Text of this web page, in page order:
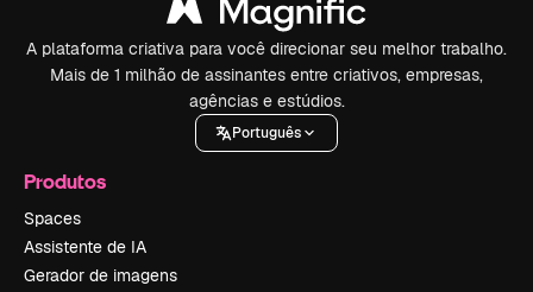
A plataforma criativa para você direcionar seu melhor trabalho.
Mais de 1 milhão de assinantes entre criativos, empresas,
agências e estúdios.
Português
Produtos
Spaces
Assistente de IA
Gerador de imagens